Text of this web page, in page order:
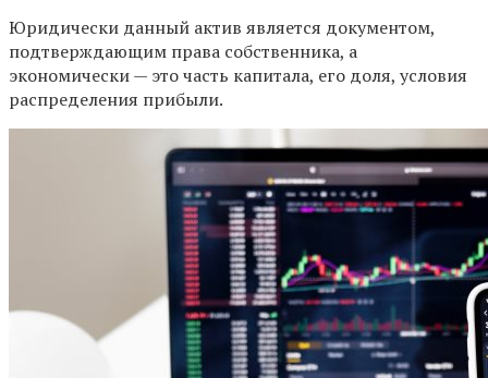
Юридически данный актив является документом,
подтверждающим права собственника, а
экономически — это часть капитала, его доля, условия
распределения прибыли.